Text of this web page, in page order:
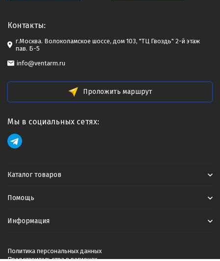
Контакты:
г.Москва. Волоколамское шоссе, дом 103, "ТЦ Гвоздь" 2-й этаж
пав. Б-5
info@ventarm.ru
Проложить маршрут
Мы в социальных сетях:
Каталог товаров
Помощь
Информация
Политика персональных данных
Представительства в регионах